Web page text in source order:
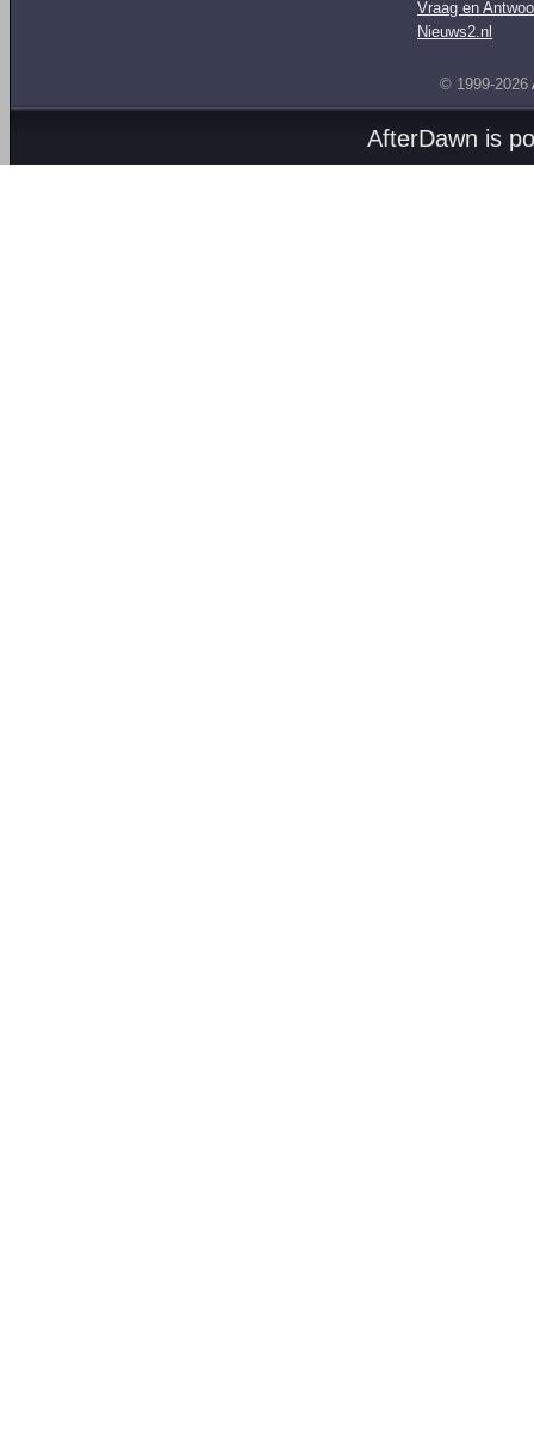
Vraag en
Nieuws2.nl
© 1999-2026
AfterDawn is